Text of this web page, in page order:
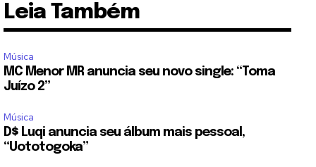
Leia Também
Música
MC Menor MR anuncia seu novo single: “Toma
Juízo 2”
Música
D$ Luqi anuncia seu álbum mais pessoal,
“Uototogoka”